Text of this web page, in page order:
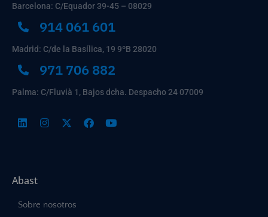
Barcelona: C/Equador 39-45 – 08029
914 061 601
Madrid: C/de la Basílica, 19 9ºB 28020
971 706 882
Palma: C/Fluvià 1, Bajos dcha. Despacho 24 07009
Abast
Sobre nosotros